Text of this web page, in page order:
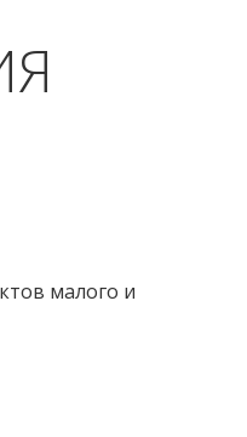
малого и